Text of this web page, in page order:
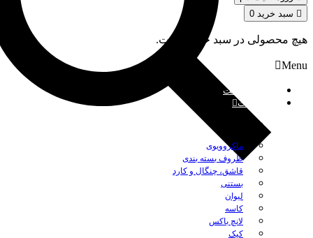
سبد خرید 0
هیچ محصولی در سبد خرید نیست.
Menu
صفحه نخست
محصولات
ماکروویوی
ظروف بسته بندی
قاشق، چنگال و کارد
بستنی
لیوان
کاسه
لانچ باکس
کیک